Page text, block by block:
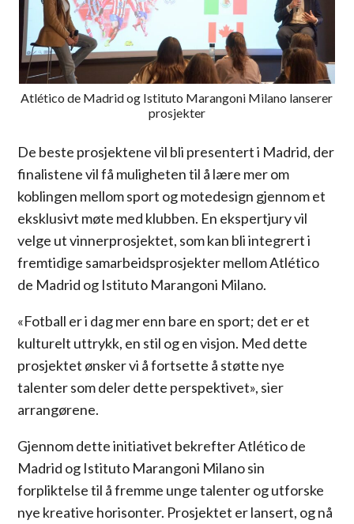
Atlético de Madrid og Istituto Marangoni Milano lanserer
prosjekter
De beste prosjektene vil bli presentert i Madrid, der
finalistene vil få muligheten til å lære mer om
koblingen mellom sport og motedesign gjennom et
eksklusivt møte med klubben. En ekspertjury vil
velge ut vinnerprosjektet, som kan bli integrert i
fremtidige samarbeidsprosjekter mellom Atlético
de Madrid og Istituto Marangoni Milano.
«Fotball er i dag mer enn bare en sport; det er et
kulturelt uttrykk, en stil og en visjon. Med dette
prosjektet ønsker vi å fortsette å støtte nye
talenter som deler dette perspektivet», sier
arrangørene.
Gjennom dette initiativet bekrefter Atlético de
Madrid og Istituto Marangoni Milano sin
forpliktelse til å fremme unge talenter og utforske
nye kreative horisonter. Prosjektet er lansert, og nå